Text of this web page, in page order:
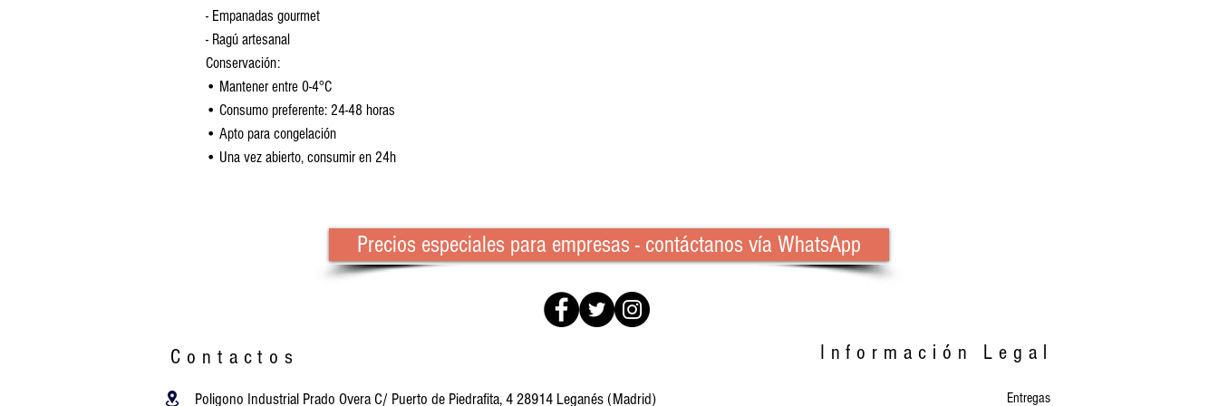
- Empanadas gourmet
- Ragú artesanal
Conservación:
• Mantener entre 0-4°C
• Consumo preferente: 24-48 horas
• Apto para congelación
• Una vez abierto, consumir en 24h
Precios especiales para empresas - contáctanos vía WhatsApp
Contactos
Poligono Industrial Prado Overa C/ Puerto de Piedrafita, 4 28914 Leganés (Madrid)
Información Legal
Entregas